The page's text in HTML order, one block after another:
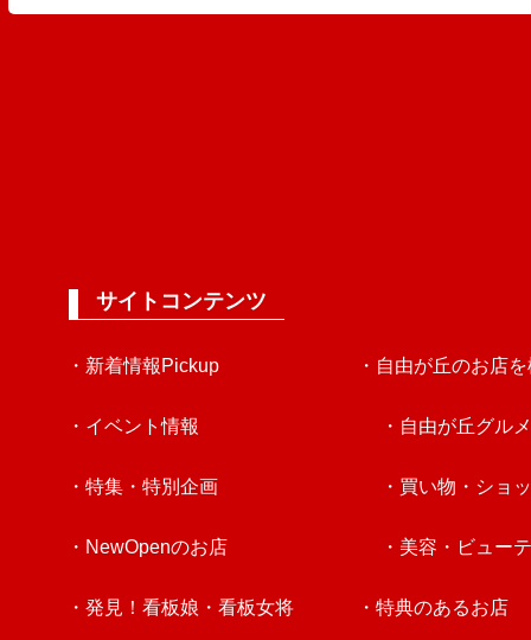
サイトコンテンツ
・新着情報Pickup
・イベント情報
・特集・特別企画
・NewOpenのお店
・発見！看板娘・看板女将
・自由が丘のお店
・自由が丘グルメ
・買い物・ショ
・美容・ビュー
・特典のあるお店